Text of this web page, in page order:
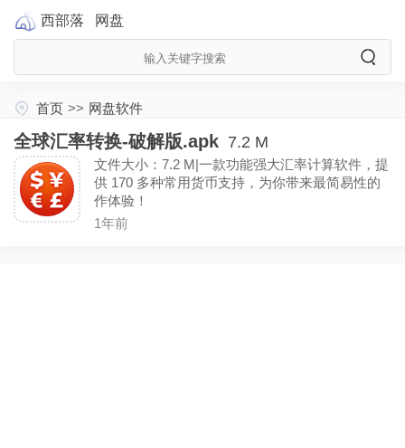
西部落 网盘
首页 >> 网盘软件
全球汇率转换-破解版.apk 7.2 M
文件大小：7.2 M|一款功能强大汇率计算软件，提
供 170 多种常用货币支持，为你带来最简易性的
作体验！
1年前